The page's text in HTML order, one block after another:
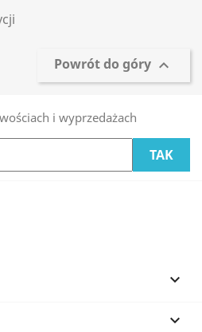
Powrót do góry 
i wyprzedażach

